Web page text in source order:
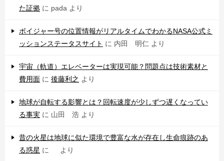
た証拠 に pada より
ボイジャー号の位置情報がリアルタイムでわかるNASA公式ミ
ッションステータスサイト に 内田 明仁 より
宇宙（軌道）エレベーターは実現可能？問題点は技術素材と
費用面 に 後藤利之 より
地球が自転する影響とは？回転速度が少しずつ遅くなってい
る事実 に 山田 浩 より
昔の火星は地球に似た環境で豊富な水が存在し生命痕跡のあ
る惑星 に より